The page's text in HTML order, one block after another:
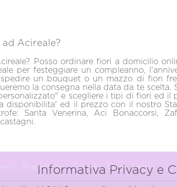
Acireale?
Posso ordinare fiori a domicilio
per festeggiare un compleanno,
un bouquet o un mazzo di fiori
la consegna nella data da te
e scegliere i tipi di fiori ed
disponibilita' ed il prezzo con il nostro
Santa Venerina, Aci Bonaccorsi,
Regolamento Contatti Blog Gallery
Informativa Privacy e